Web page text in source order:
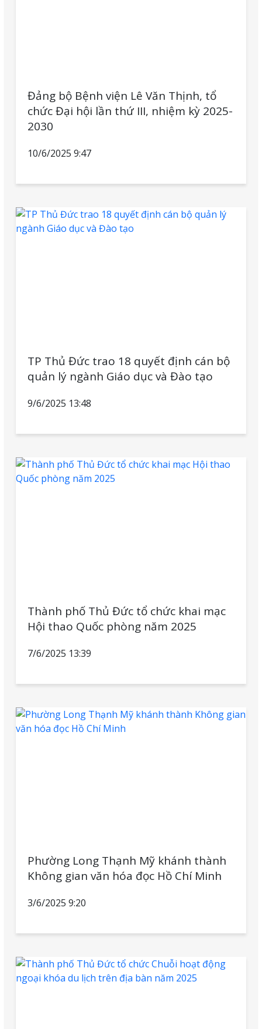
Đảng bộ Bệnh viện Lê Văn Thịnh, tổ
chức Đại hội lần thứ III, nhiệm kỳ 2025-
2030
10/6/2025 9:47
TP Thủ Đức trao 18 quyết định cán bộ
quản lý ngành Giáo dục và Đào tạo
9/6/2025 13:48
Thành phố Thủ Đức tổ chức khai mạc
Hội thao Quốc phòng năm 2025
7/6/2025 13:39
Phường Long Thạnh Mỹ khánh thành
Không gian văn hóa đọc Hồ Chí Minh
3/6/2025 9:20